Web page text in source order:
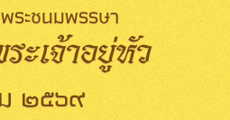
ระชนมพรรษา
ะเจ้าอยู่หัว
๒๕๖๙